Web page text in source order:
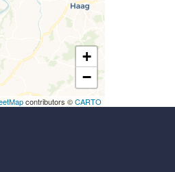
+
−
contributors ©CARTO